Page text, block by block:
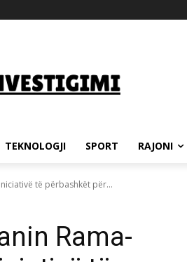
TEKNOLOGJI SPORT RAJONI
të përbashkët për...
Rama-